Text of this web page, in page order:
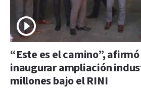
“Este es el camino”,
inaugurar ampliación
millones bajo el RINI